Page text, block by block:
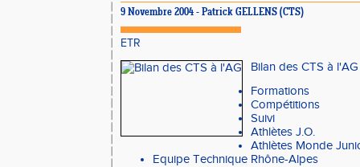
9 Novembre 2004 - Patrick GELLENS (CTS)
ETR
Bilan des CTS à
Formations
Compétitions
Suivi
Athlètes J.O.
Athlètes Monde
Equipe Technique Rhône-Alpes